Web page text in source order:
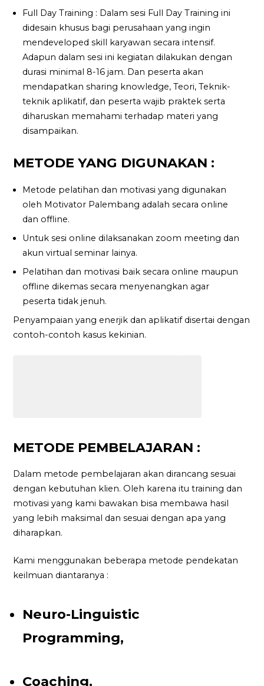
Full Day Training : Dalam sesi Full Day Training ini
didesain khusus bagi perusahaan yang ingin
mendeveloped skill karyawan secara intensif.
Adapun dalam sesi ini kegiatan dilakukan dengan
durasi minimal 8-16 jam. Dan peserta akan
mendapatkan sharing knowledge, Teori, Teknik-
teknik aplikatif, dan peserta wajib praktek serta
diharuskan memahami terhadap materi yang
disampaikan.
METODE YANG DIGUNAKAN :
Metode pelatihan dan motivasi yang digunakan
oleh Motivator Palembang adalah secara online
dan offline.
Untuk sesi online dilaksanakan zoom meeting dan
akun virtual seminar lainya.
Pelatihan dan motivasi baik secara online maupun
offline dikemas secara menyenangkan agar
peserta tidak jenuh.
Penyampaian yang enerjik dan aplikatif disertai dengan
contoh-contoh kasus kekinian.
METODE PEMBELAJARAN :
Dalam metode pembelajaran akan dirancang sesuai
dengan kebutuhan klien. Oleh karena itu training dan
motivasi yang kami bawakan bisa membawa hasil
yang lebih maksimal dan sesuai dengan apa yang
diharapkan.
Kami menggunakan beberapa metode pendekatan
keilmuan diantaranya :
Neuro-Linguistic
Programming,
Coaching,